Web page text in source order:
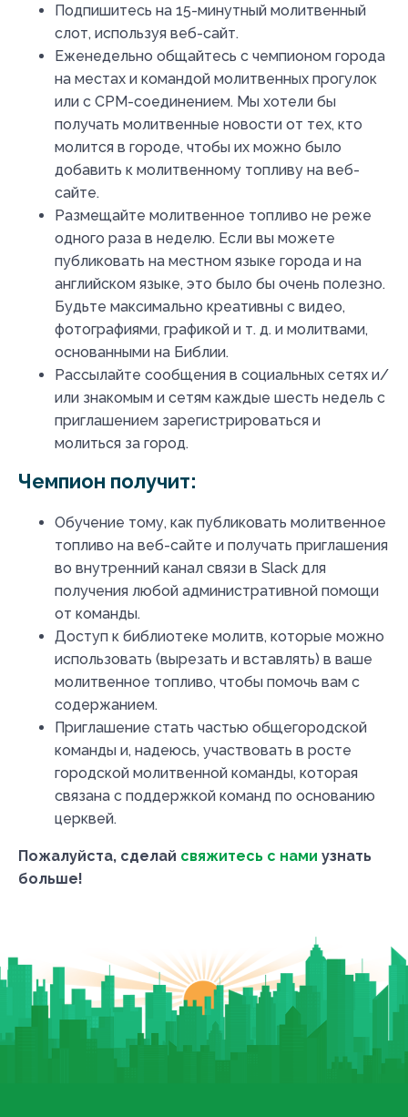
Подпишитесь на 15-минутный молитвенный
слот, используя веб-сайт.
Еженедельно общайтесь с чемпионом города
на местах и командой молитвенных прогулок
или с CPM-соединением. Мы хотели бы
получать молитвенные новости от тех, кто
молится в городе, чтобы их можно было
добавить к молитвенному топливу на веб-
сайте.
Размещайте молитвенное топливо не реже
одного раза в неделю. Если вы можете
публиковать на местном языке города и на
английском языке, это было бы очень полезно.
Будьте максимально креативны с видео,
фотографиями, графикой и т. д. и молитвами,
основанными на Библии.
Рассылайте сообщения в социальных сетях и/
или знакомым и сетям каждые шесть недель с
приглашением зарегистрироваться и
молиться за город.
Чемпион получит:
Обучение тому, как публиковать молитвенное
топливо на веб-сайте и получать приглашения
во внутренний канал связи в Slack для
получения любой административной помощи
от команды.
Доступ к библиотеке молитв, которые можно
использовать (вырезать и вставлять) в ваше
молитвенное топливо, чтобы помочь вам с
содержанием.
Приглашение стать частью общегородской
команды и, надеюсь, участвовать в росте
городской молитвенной команды, которая
связана с поддержкой команд по основанию
церквей.
Пожалуйста, сделай свяжитесь с нами узнать
больше!